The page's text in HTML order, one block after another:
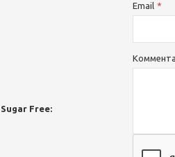
Free:
Email